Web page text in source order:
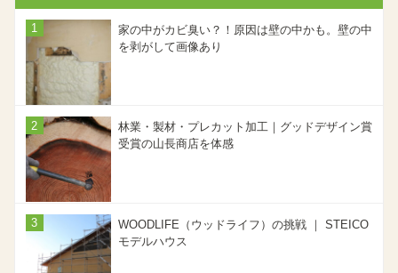
家の中がカビ臭い？！原因は壁の中かも。壁の中
を剥がして画像あり
林業・製材・プレカット加工｜グッドデザイン賞
受賞の山長商店を体感
WOODLIFE（ウッドライフ）の挑戦 ｜ STEICO
モデルハウス